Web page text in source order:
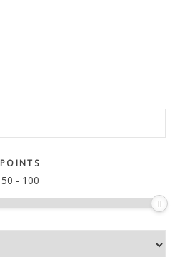
POINTS
50 - 100